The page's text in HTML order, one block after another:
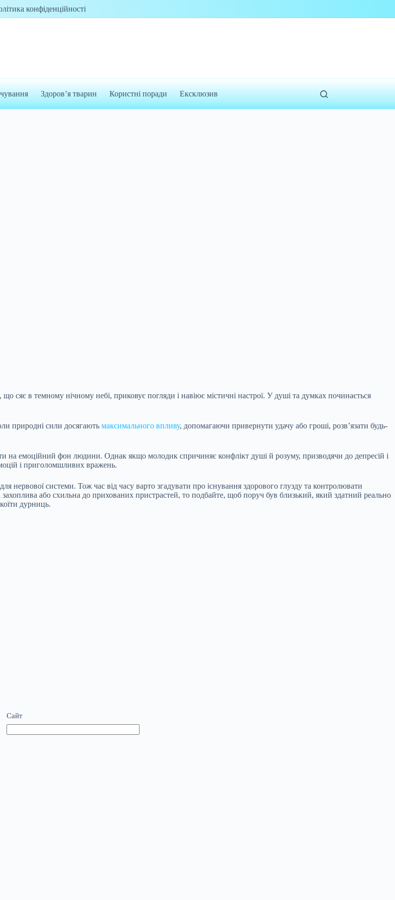
конфіденційності
Здоров’я тварин Користні поради Ексклюзив
сяє в темному нічному небі, приковує погляди і навіює містичні настрої. У душі та думках починається
природні сили досягають максимального впливу, допомагаючи привернути удачу або гроші, розв’язати будь-
на емоційний фон людини. Однак якщо молодик спричиняє конфлікт душі й розуму, призводячи до депресій і
і приголомшливих вражень.
системи. Тож час від часу варто згадувати про існування здорового глузду та контролювати
або схильна до прихованих пристрастей, то подбайте, щоб поруч був близький, який здатний реально
дурниць.
Сайт